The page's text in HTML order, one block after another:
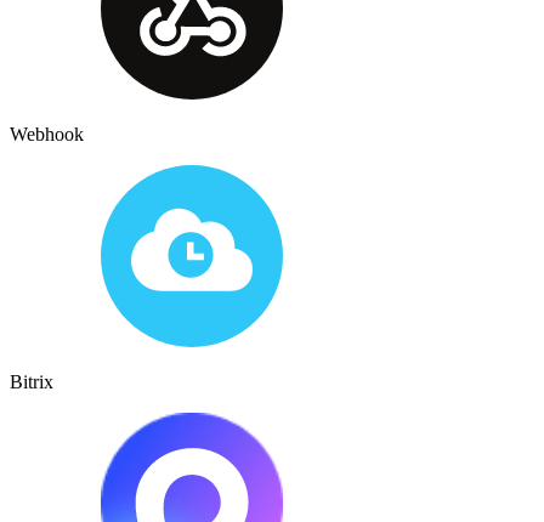
Webhook
Bitrix